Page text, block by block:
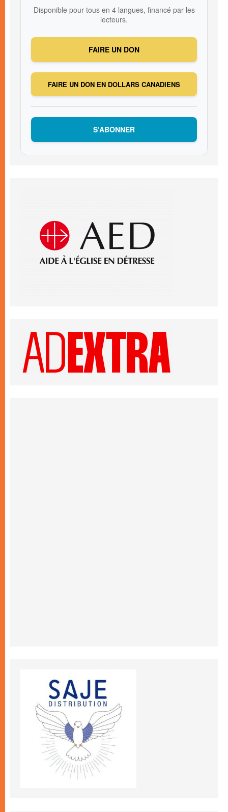
Disponible pour tous en 4 langues, financé par les
lecteurs.
FAIRE UN DON
FAIRE UN DON EN DOLLARS CANADIENS
S’ABONNER